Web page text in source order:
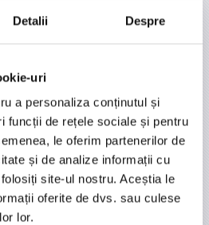
Detalii Despre
uri
a personaliza conținutul și
funcții de rețele sociale și pentru
le oferim partenerilor de
și de analize informații cu
site-ul nostru. Aceștia le
oferite de dvs. sau culese
lor.
bogata sursa de acid malic,
cat mai sanatoasa, mai ferma si
abundenta, care lupta impotriva
de imbatranirea prematura.
totodata tonusul pielii
lasate in urma de cosuri.
poate ajuta la intarzierea
acesta ajuta la intarirea